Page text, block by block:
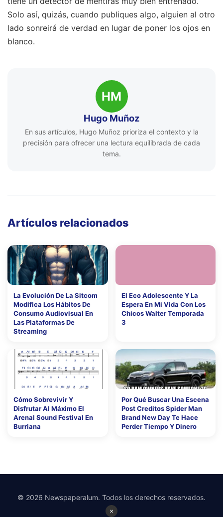
Solo así, quizás, cuando publiques algo, alguien al otro
lado sonreirá de verdad en lugar de poner los ojos en
blanco.
HM
Hugo Muñoz
En sus artículos, Hugo Muñoz prioriza el contexto y la
precisión para ofrecer una lectura equilibrada de cada
tema.
Artículos relacionados
La Evolución De La Sitcom
Modifica Los Hábitos De
Consumo Audiovisual En
Las Plataformas De
Streaming
El Eco Adolescente Y La
Espera En Mi Vida Con Los
Chicos Walter Temporada
3
Cómo Sobrevivir Y
Disfrutar Al Máximo El
Arenal Sound Festival En
Burriana
Por Qué Buscar Una Escena
Post Creditos Spider Man
Brand New Day Te Hace
Perder Tiempo Y Dinero
×
© 2026 Newspaperalum. Todos los derechos reservados.